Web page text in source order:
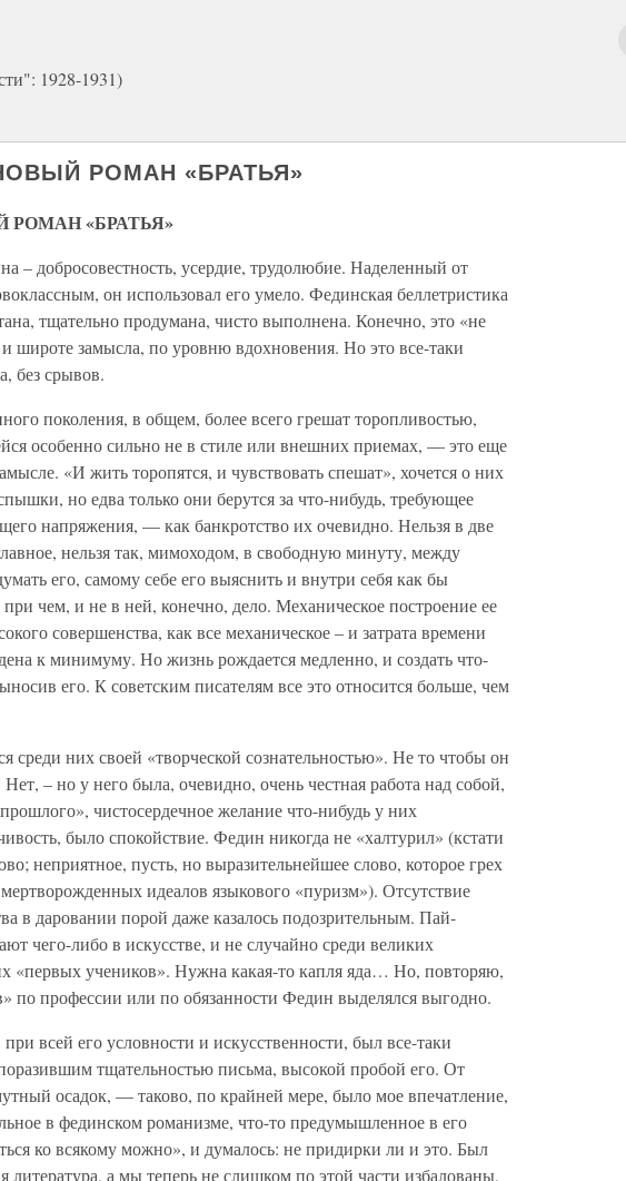
1928-1931)
РОМАН «БРАТЬЯ»
«БРАТЬЯ»
– добросовестность, усердие, трудолюбие. Наделенный от
он использовал его умело. Фединская беллетристика
тщательно продумана, чисто выполнена. Конечно, это «не
и широте замысла, по уровню вдохновения. Но это все-таки
без срывов.
поколения, в общем, более всего грешат торопливостью,
особенно сильно не в стиле или внешних приемах, — это еще
«И жить торопятся, и чув­ствовать спешат», хочется о них
но едва только они берутся за что-нибудь, требующее
напряжения, — как банкротство их очевидно. Нельзя в две
нельзя так, мимоходом, в свободную минуту, между
его, самому себе его выяснить и внутри себя как бы
чем, и не в ней, конечно, дело. Механическое построение ее
совершенства, как все механическое – и затрата времени
к минимуму. Но жизнь рождается медленно, и создать что-
его. К советским писателям все это относится больше, чем
среди них своей «творческой сознательностью». Не то чтобы он
– но у него была, очевидно, очень честная работа над собой,
чистосердечное желание что-нибудь у них
было спокойствие. Федин никогда не «халтурил» (кстати
неприятное, пусть, но выразительнейшее слово, которое грех
идеалов языкового «пуризм»). Отсутствие
в даровании порой даже казалось подозрительным. Пай-
чего-либо в искусстве, и не случайно среди великих
«первых учеников». Нужна какая-то капля яда… Но, повторяю,
по профессии или по обязанности Федин выделялся выгодно.
всей его условности и искусственности, был все-таки
тщательностью письма, высокой пробой его. От
осадок, — таково, по крайней мере, было мое впечатление,
в фединском романизме, что-то предумышленное в его
ко всякому можно», и думалось: не придирки ли и это. Был
литература, а мы теперь не слишком по этой части избалованы,